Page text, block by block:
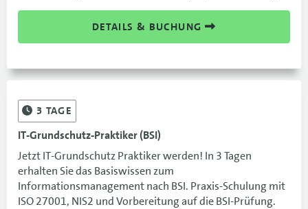
DETAILS & BUCHUNG
3 TAGE
IT-Grundschutz-Praktiker (BSI)
Jetzt IT-Grundschutz Praktiker werden! In 3 Tagen
erhalten Sie das Basiswissen zum
Informationsmanagement nach BSI. Praxis-Schulung mit
ISO 27001, NIS2 und Vorbereitung auf die BSI-Prüfung.